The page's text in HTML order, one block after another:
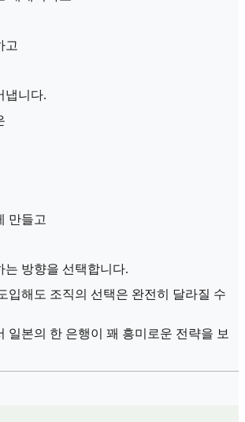
고
냅니다.
만들고
는 방향을 선택합니다.
입해도 조직의 선택은 완전히 달라질 수
일본의 한 은행이 꽤 흥미로운 전략을 보